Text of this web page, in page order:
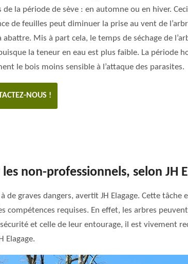
de la période de sève : en automne ou en hiver.
de feuilles peut diminuer la prise au vent de
abattre. Mis à part cela, le temps de séchage de
la teneur en eau est plus faible. La période
le bois moins sensible à l’attaque des parasites.
NOUS !
non-professionnels, selon JH
graves dangers, avertit JH Elagage. Cette tâche
compétences requises. En effet, les arbres
et celle de leur entourage, il est vivement
Elagage.